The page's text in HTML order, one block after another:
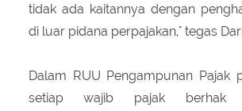
tidak ada kaitannya dengan
di luar pidana perpajakan," tegas
Dalam RUU Pengampunan Pajak
setiap wajib pajak berhak